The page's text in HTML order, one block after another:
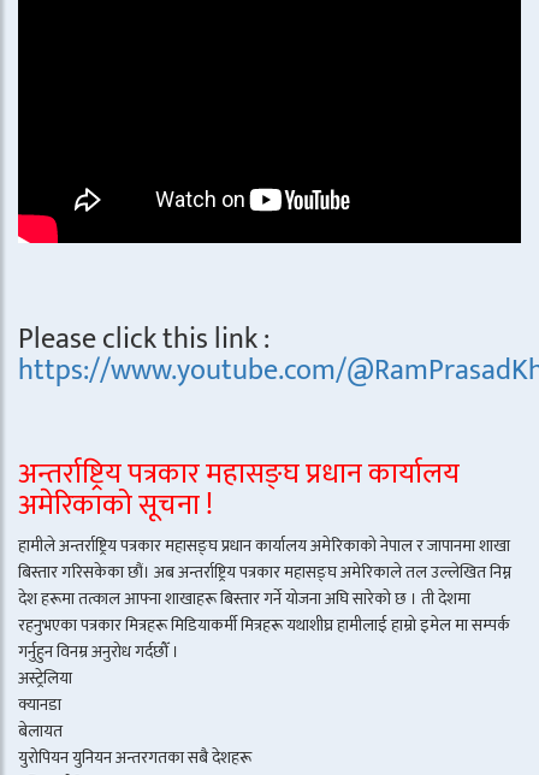
Please click this link :
https://www.youtube.com/
अन्तर्राष्ट्रिय पत्रकार महासङ्घ प्रधान कार्यालय
अमेरिकाको सूचना !
हामीले अन्तर्राष्ट्रिय पत्रकार महासङ्घ प्रधान कार्यालय अमेरिकाको नेपाल र जापानमा शाखा
बिस्तार गरिसकेका छौं। अब अन्तर्राष्ट्रिय पत्रकार महासङ्घ अमेरिकाले तल उल्लेखित निम्न
देश हरूमा तत्काल आफ्ना शाखाहरू बिस्तार गर्ने योजना अघि सारेको छ । ती देशमा
रहनुभएका पत्रकार मित्रहरू मिडियाकर्मी मित्रहरू यथाशीघ्र हामीलाई हाम्रो इमेल मा सम्पर्क
गर्नुहुन विनम्र अनुरोध गर्दछौँ ।
अस्ट्रेलिया
क्यानडा
बेलायत
युरोपियन युनियन अन्तरगतका सबै देशहरू